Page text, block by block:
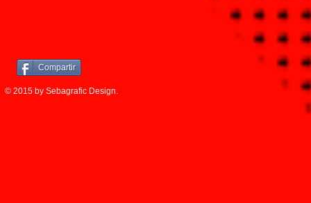
Compartir
© 2015 by Sebagrafic Design.